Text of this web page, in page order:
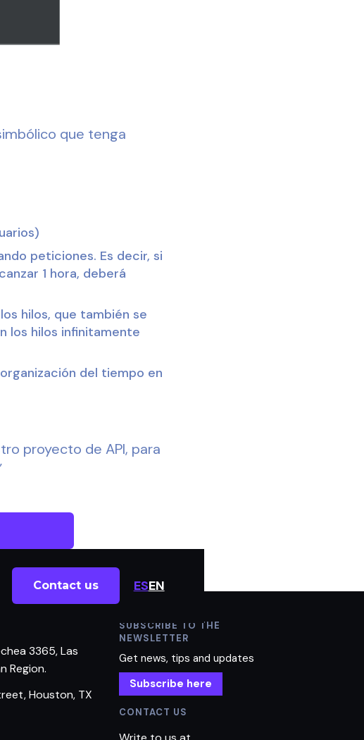
que tenga
peticiones. Es decir, si
1 hora, deberá
hilos, que también se
los hilos infinitamente
del tiempo en
proyecto de API, para
Contact us ESEN
3365, Las
Region.
Houston, TX
SUBSCRIBE TO THE
NEWSLETTER
Get news, tips and updates
Subscribe here
CONTACT US